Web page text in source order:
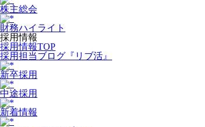
株主総会
財務ハイライト
採用情報
採用情報TOP
採用担当ブログ『リブ活』
新卒採用
中途採用
新着情報